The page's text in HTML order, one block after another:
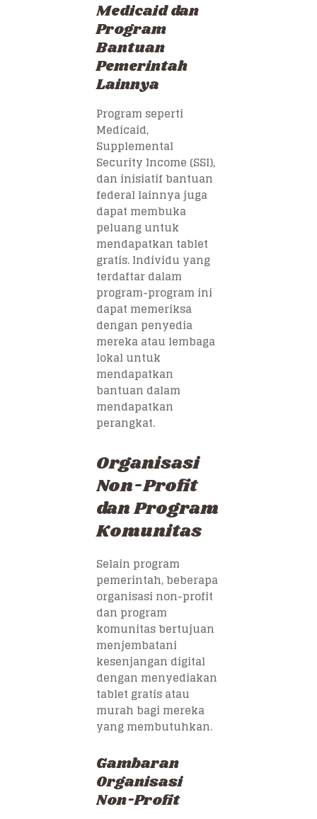
Medicaid dan
Program
Bantuan
Pemerintah
Lainnya
Program seperti
Medicaid,
Supplemental
Security Income (SSI),
dan inisiatif bantuan
federal lainnya juga
dapat membuka
peluang untuk
mendapatkan tablet
gratis. Individu yang
terdaftar dalam
program-program ini
dapat memeriksa
dengan penyedia
mereka atau lembaga
lokal untuk
mendapatkan
bantuan dalam
mendapatkan
perangkat.
Organisasi
Non-Profit
dan Program
Komunitas
Selain program
pemerintah, beberapa
organisasi non-profit
dan program
komunitas bertujuan
menjembatani
kesenjangan digital
dengan menyediakan
tablet gratis atau
murah bagi mereka
yang membutuhkan.
Gambaran
Organisasi
Non-Profit